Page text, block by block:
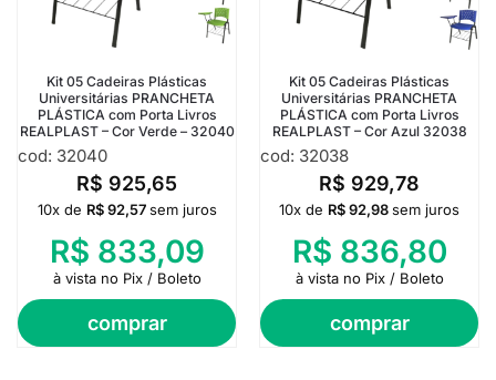
Kit 05 Cadeiras Plásticas
Universitárias PRANCHETA
PLÁSTICA com Porta Livros
REALPLAST – Cor Verde – 32040
cod: 32040
R$ 925,65
comprar
10x de R$92,57 sem juros
R$ 833,09
à vista no Pix / Boleto
Kit 05 Cadeiras Plásticas
Universitárias PRANCHETA
PLÁSTICA com Porta Livros
REALPLAST – Cor Azul 32038
cod: 32038
R$ 929,78
comprar
10x de R$92,98sem juros
R$ 836,80
à vista no Pix / Boleto